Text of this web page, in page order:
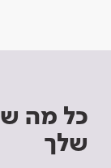
כל מה
שלך